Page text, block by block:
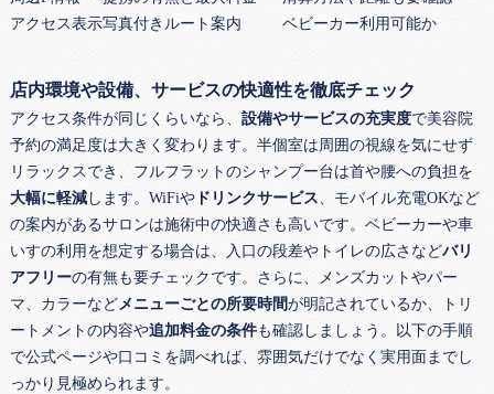
アクセス表示写真付きルート案内 ベビーカー利用可能か
店内環境や設備、サービスの快適性を徹底チェック
アクセス条件が同じくらいなら、 設備やサービスの充実度で美容院
予約の満足度は大きく変わります。半個室は周囲の視線を気にせず
リラックスでき、フルフラットのシャンプー台は首や腰への負担を
大幅に軽減します。WiFiやドリンクサービス、モバイル充電OKなど
の案内があるサロンは施術中の快適さも高いです。ベビーカーや車
いすの利用を想定する場合は、入口の段差やトイレの広さなどバリ
アフリーの有無も要チェックです。さらに、メンズカットやパー
マ、カラーなどメニューごとの所要時間が明記されているか、トリ
ートメントの内容や追加料金の条件も確認しましょう。以下の手順
で公式ページや口コミを調べれば、雰囲気だけでなく実用面までし
っかり見極められます。